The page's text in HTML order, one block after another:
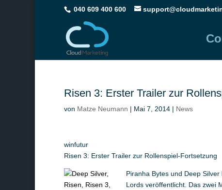
040 609 400 600
Risen 3: Erster Trailer zur
von Matze Neumann | Mai 7, 2014 | News
winfutur
Risen 3: Erster Trailer zur Rollenspiel-Fortsetzung
Piranha Bytes und Deep
Lords veröffentlicht. Das zwei